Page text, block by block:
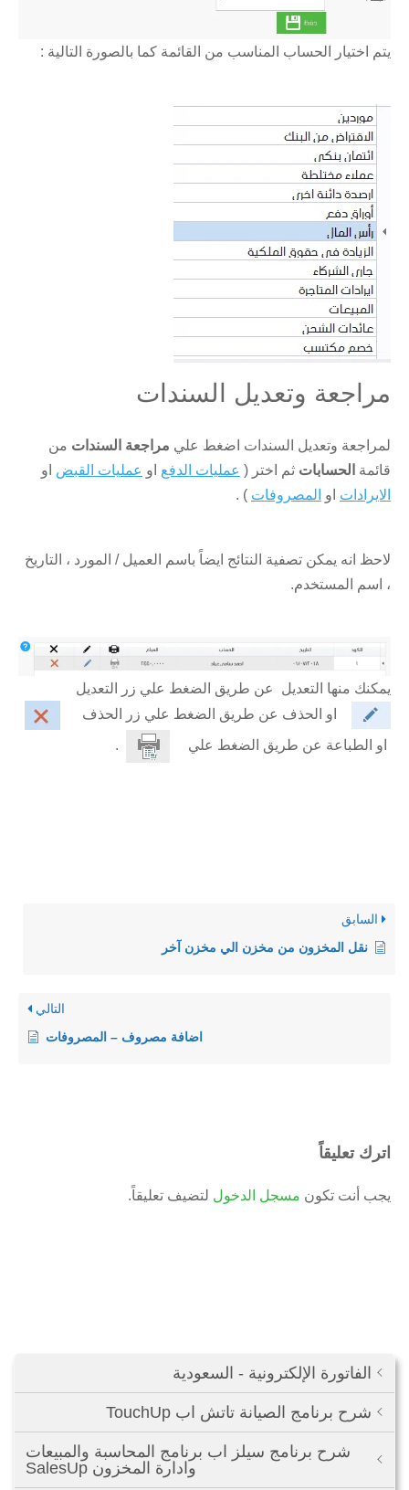
الفاتورة الإلكترونية - السعودية
شرح برنامج الصيانة تاتش اب TouchUp
شرح برنامج سيلز اب برنامج المحاسبة والمبيعات
وادارة المخزون SalesUp
يتم اختيار الحساب المناسب من القائمة كما بالصورة التالية :
مراجعة وتعديل السندات
لمراجعة وتعديل السندات اضغط علي مراجعة السندات من
قائمة الحسابات ثم اختر ( عمليات الدفع او عمليات القبض او
الايرادات او المصروفات ) .
لاحظ انه يمكن تصفية النتائج ايضاً باسم العميل / المورد ، التاريخ
، اسم المستخدم.
يمكنك منها التعديل عن طريق الضغط علي زر التعديل
او الحذف عن طريق الضغط علي زر الحذف
او الطباعة عن طريق الضغط علي
.
السابق
نقل المخزون من مخزن الي مخزن آخر
التالي
اضافة مصروف – المصروفات
اترك تعليقاً
يجب أنت تكون مسجل الدخول لتضيف تعليقاً.